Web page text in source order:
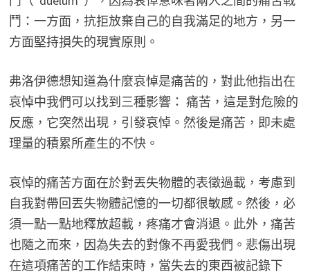
鬥：一方面，抗拒放棄自己的自我滿足的地方，另一
方面堅持損失的現實原則。
弗洛伊德想知道為什麼哀悼是痛苦的，對此他指出在
哀悼中我們可以找到三種影響： 痛苦，這是對危險的
反應，它突然出現，引發哀悼。然後是痛苦，即未處
理量的積累所產生的不快。
哀悼的痛苦方面在於對丟失物體的表徵過載，考慮到
自我對帶回丟失物體記憶的一切都很敏感。然後，必
須一點一點地釋放超載，疼痛才會消退。此外，痛苦
也隨之而來，因為失去的對像不再愛我們。悲傷出現
在這項痛苦的工作結束時，當失去的東西被記錄下